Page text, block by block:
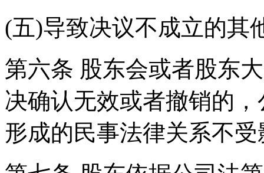
(五)导致决议不成立的其
第六条 股东会或者股东
决确认无效或者撤销的
形成的民事法律关系不受